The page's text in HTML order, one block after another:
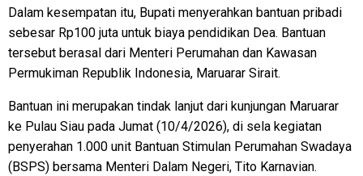
Dalam kesempatan itu, Bupati menyerahkan bantuan pribadi
sebesar Rp100 juta untuk biaya pendidikan Dea. Bantuan
tersebut berasal dari Menteri Perumahan dan Kawasan
Permukiman Republik Indonesia, Maruarar Sirait.
Bantuan ini merupakan tindak lanjut dari kunjungan Maruarar
ke Pulau Siau pada Jumat (10/4/2026), di sela kegiatan
penyerahan 1.000 unit Bantuan Stimulan Perumahan Swadaya
(BSPS) bersama Menteri Dalam Negeri, Tito Karnavian.